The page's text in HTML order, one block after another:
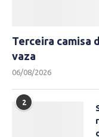
Terceira camisa
vaza
06/08/2026
2